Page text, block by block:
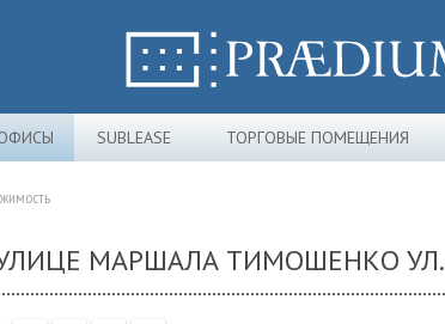
SUBLEASE ТОРГОВЫЕ ПОМЕЩЕНИЯ
МАРШАЛА ТИМОШЕНКО УЛ.